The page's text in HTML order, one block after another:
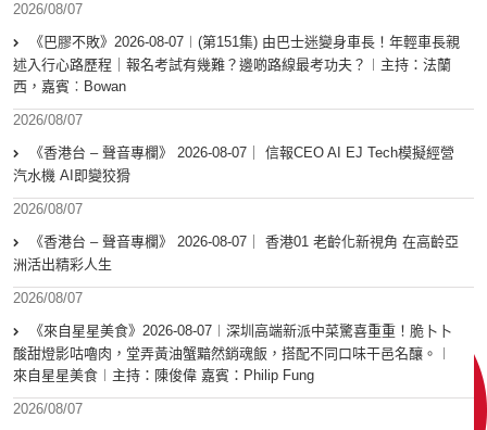
2026/08/07
《巴膠不敗》2026-08-07︱(第151集) 由巴士迷變身車長！年輕車長親
述入行心路歷程｜報名考試有幾難？邊啲路線最考功夫？︱主持：法蘭
西，嘉賓︰Bowan
2026/08/07
《香港台 – 聲音專欄》 2026-08-07｜ 信報CEO AI EJ Tech模擬經營
汽水機 AI即變狡猾
2026/08/07
《香港台 – 聲音專欄》 2026-08-07｜ 香港01 老齡化新視角 在高齡亞
洲活出精彩人生
2026/08/07
《來自星星美食》2026-08-07︱深圳高端新派中菜驚喜重重！脆卜卜
酸甜燈影咕嚕肉，堂弄黃油蟹黯然銷魂飯，搭配不同口味干邑名釀。︱
來自星星美食︱主持：陳俊偉 嘉賓：Philip Fung
2026/08/07